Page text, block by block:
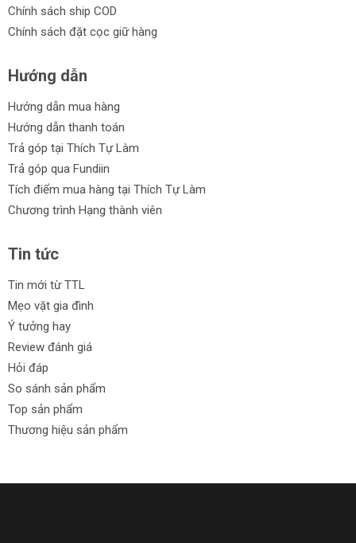
Chính sách ship COD
Chính sách đặt cọc giữ hàng
Hướng dẫn
Hướng dẫn mua hàng
Hướng dẫn thanh toán
Trả góp tại Thích Tự Làm
Trả góp qua Fundiin
Tích điểm mua hàng tại Thích Tự Làm
Chương trình Hạng thành viên
Tin tức
Tin mới từ TTL
Mẹo vặt gia đình
Ý tưởng hay
Review đánh giá
Hỏi đáp
So sánh sản phẩm
Top sản phẩm
Thương hiệu sản phẩm